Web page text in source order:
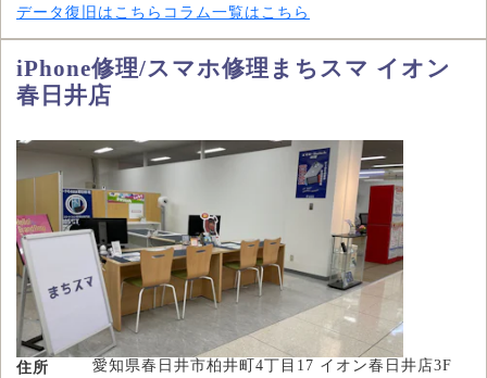
データ復旧はこちら コラム一覧はこちら
iPhone修理/スマホ修理まちスマ イオン
春日井店
住所
愛知県春日井市柏井町4丁目17 イオン春日井店3F